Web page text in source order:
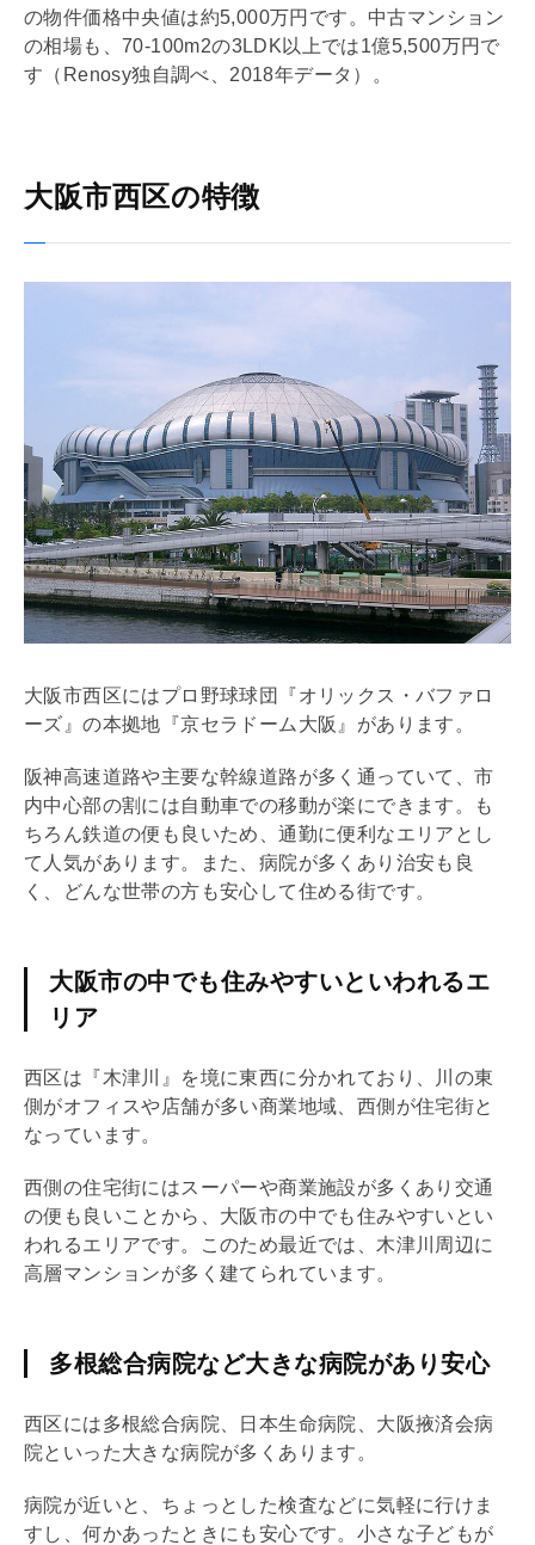
の物件価格中央値は約5,000万円です。中古マンション
の相場も、70-100m2の3LDK 以上では1億5,500万円で
す（Renosy独自調べ、2018年データ）。
大阪市西区の特徴
大阪市西区にはプロ野球球団『オリックス・バファロ
ーズ』の本拠地『京セラドーム大阪』があります。
阪神高速道路や主要な幹線道路が多く通っていて、市
内中心部の割には自動車での移動が楽にできます。も
ちろん鉄道の便も良いため、通勤に便利なエリアとし
て人気があります。また、病院が多くあり治安も良
く、どんな世帯の方も安心して住める街です。
大阪市の中でも住みやすいといわれるエ
リア
西区は『木津川』を境に東西に分かれており、川の東
側がオフィスや店舗が多い商業地域 、西側が住宅街と
なっています。
西側の住宅街にはスーパーや商業施設が多くあり交通
の便も良いことから、大阪市の中でも住みやすいとい
われるエリアです。このため最近では、木津川周辺に
高層マンションが多く建てられています。
多根総合病院など大きな病院があり安心
西区には多根総合病院、日本生命病院、大阪掖済会病
院といった大きな病院が多くあります。
病院が近いと、ちょっとした検査などに気軽に行けま
すし、何かあったときにも安心です。小さな子どもが